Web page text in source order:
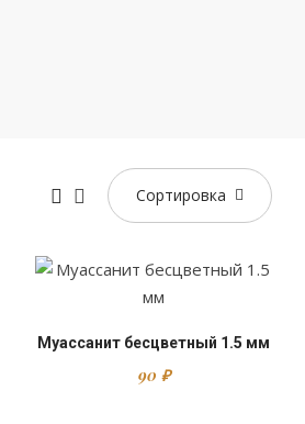
Сортировка
Муассанит бесцветный 1.5 мм
90 ₽